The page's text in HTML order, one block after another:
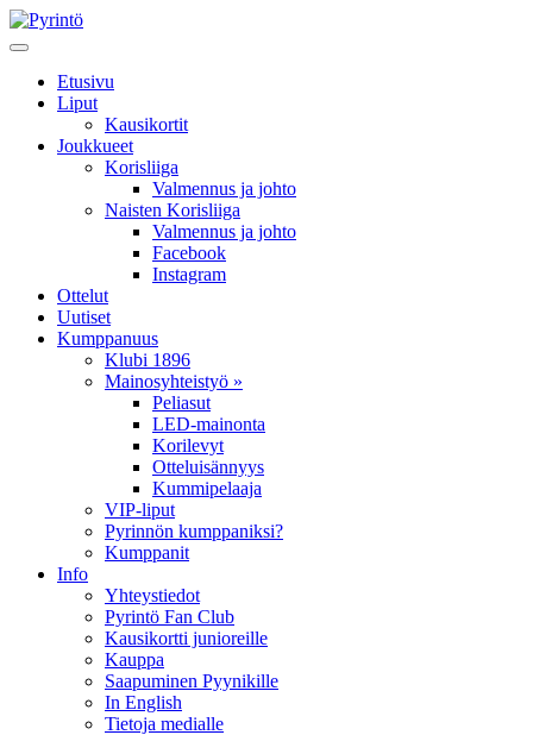
Etusivu
Liput
Kausikortit
Joukkueet
Korisliiga
Valmennus ja johto
Naisten Korisliiga
Valmennus ja johto
Facebook
Instagram
Ottelut
Uutiset
Kumppanuus
Klubi 1896
Mainosyhteistyö »
Peliasut
LED-mainonta
Korilevyt
Otteluisännyys
Kummipelaaja
VIP-liput
Pyrinnön kumppaniksi?
Kumppanit
Info
Yhteystiedot
Pyrintö Fan Club
Kausikortti junioreille
Kauppa
Saapuminen Pyynikille
In English
Tietoja medialle